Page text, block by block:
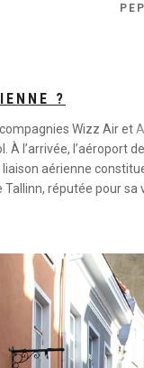
?
Wizz Air et
l’arrivée, l’aéroport
aérienne
réputée pour